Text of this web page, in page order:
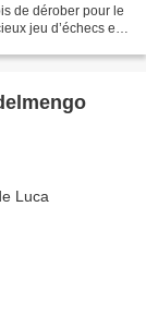
de dérober pour le
jeu d’échecs en